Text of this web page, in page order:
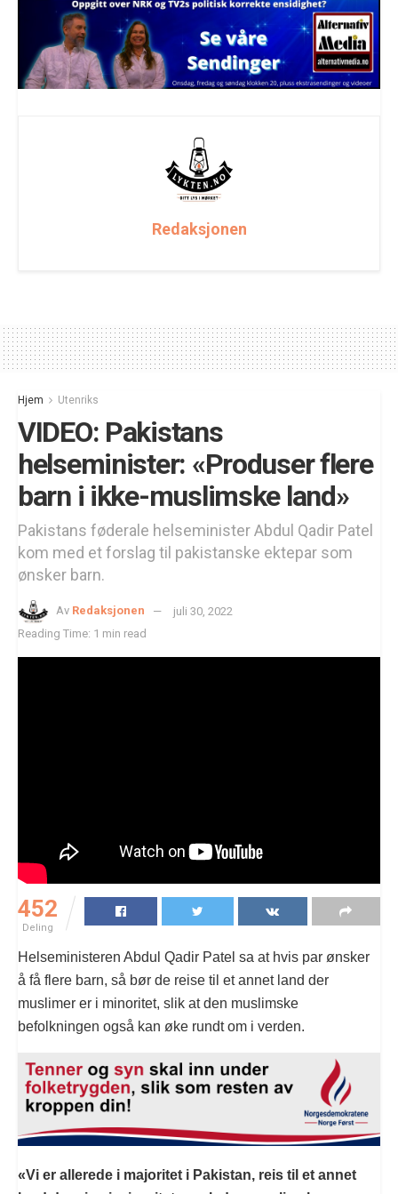
Redaksjonen
Hjem Utenriks
VIDEO: Pakistans
helseminister: «Produser flere
barn i ikke-muslimske land»
Pakistans føderale helseminister Abdul Qadir Patel
kom med et forslag til pakistanske ektepar som
ønsker barn.
Av Redaksjonen
juli 30, 2022
Reading Time: 1 min read
452
Deling
Helseministeren Abdul Qadir Patel sa at hvis par ønsker
å få flere barn, så bør de reise til et annet land der
muslimer er i minoritet, slik at den muslimske
befolkningen også kan øke rundt om i verden.
«Vi er allerede i majoritet i Pakistan, reis til et annet